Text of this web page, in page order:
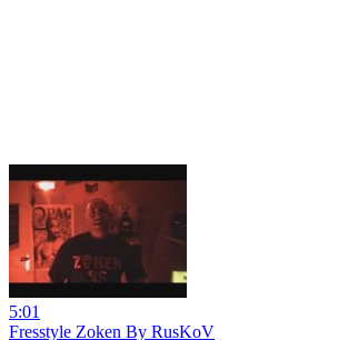
5:01
Fresstyle Zoken By RusKoV